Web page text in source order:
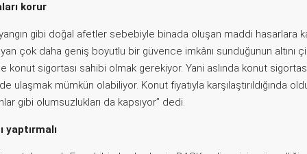
korur
gibi doğal afetler sebebiyle binada oluşan maddi hasarlara
çok daha geniş boyutlu bir güvence imkânı sunduğunun altını
sigortası sahibi olmak gerekiyor. Yani aslında konut
mümkün olabiliyor. Konut fiyatıyla karşılaştırıldığında
gibi olumsuzlukları da kapsıyor” dedi.
yaptırmalı